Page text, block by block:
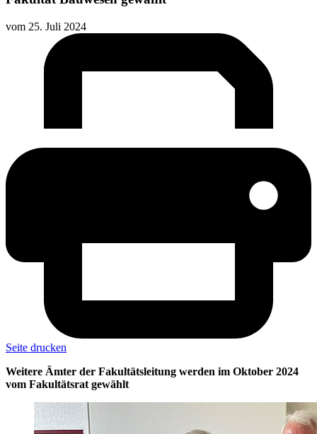
vom 25. Juli 2024
Seite drucken
Weitere Ämter der Fakultätsleitung werden im Oktober 2024
vom Fakultätsrat gewählt